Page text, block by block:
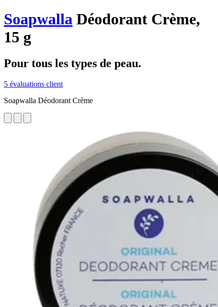
Soapwalla Déodorant Crème,
15 g
Pour tous les types de peau.
5 évaluations client
Soapwalla Déodorant Crème